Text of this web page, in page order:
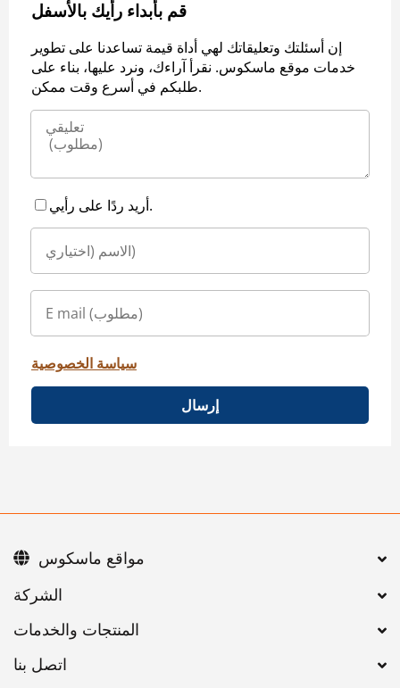
قم بأبداء رأيك بالأسفل
إن أسئلتك وتعليقاتك لهي أداة قيمة تساعدنا على تطوير
خدمات موقع ماسكوس. نقرأ آراءك، ونرد عليها، بناء على
طلبكم في أسرع وقت ممكن.
أريد ردًا على رأيي.
سياسة الخصوصية
إرسال
اتصل بنا
مواقع ماسكوس